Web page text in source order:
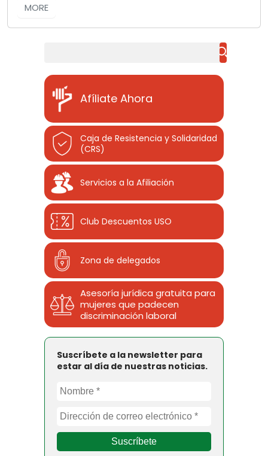
MORE
Afíliate Ahora
Caja de Resistencia y Solidaridad
(CRS)
Servicios a la Afiliación
Club Descuentos USO
Zona de delegados
Asesoría jurídica gratuita para
mujeres que padecen
discriminación laboral
Suscríbete a la newsletter para
estar al día de nuestras noticias.